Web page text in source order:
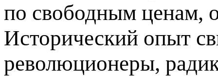
по свободным ценам,
Исторический опыт
революционеры,